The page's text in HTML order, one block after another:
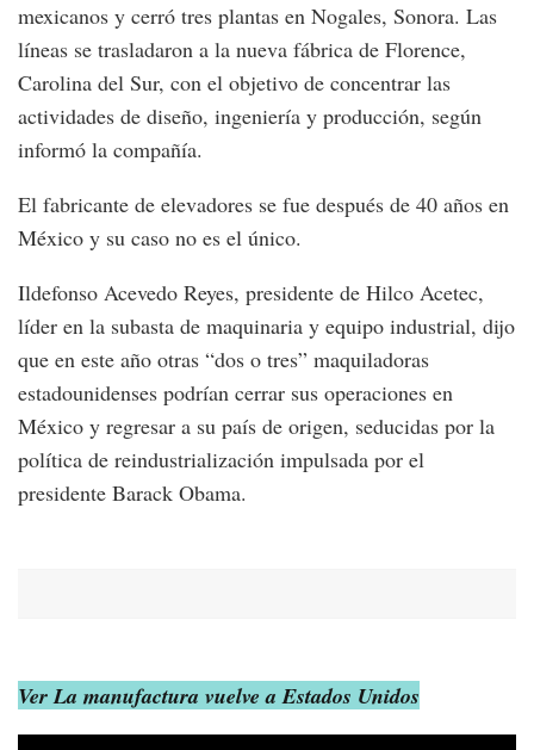
mexicanos y cerró tres plantas en Nogales, Sonora. Las
líneas se trasladaron a la nueva fábrica de Florence,
Carolina del Sur, con el objetivo de concentrar las
actividades de diseño, ingeniería y producción, según
informó la compañía.
El fabricante de elevadores se fue después de 40 años en
México y su caso no es el único.
Ildefonso Acevedo Reyes, presidente de Hilco Acetec,
líder en la subasta de maquinaria y equipo industrial, dijo
que en este año otras “dos o tres” maquiladoras
estadounidenses podrían cerrar sus operaciones en
México y regresar a su país de origen, seducidas por la
política de reindustrialización impulsada por el
presidente Barack Obama.
Ver La manufactura vuelve a Estados Unidos